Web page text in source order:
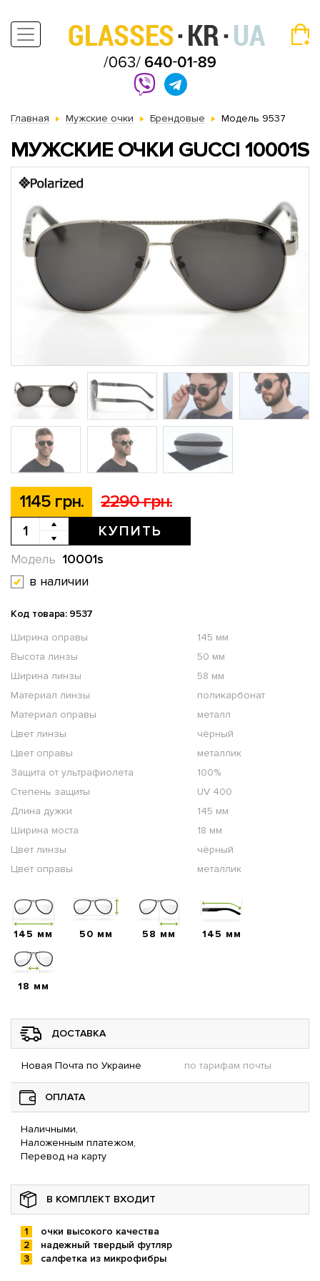
Главная Мужские очки Брендовые Модель 9537
МУЖСКИЕ ОЧКИ GUCCI 10001S
1145 грн. 2290 грн.
КУПИТЬ
10001s
Модель
в наличии
Код товара: 9537
Ширина оправы
145 мм
Высота линзы
50 мм
Ширина линзы
58 мм
Материал линзы
поликарбонат
Материал оправы
металл
Цвет линзы
чёрный
Цвет оправы
металлик
Защита от ультрафиолета
100%
Степень защиты
UV 400
Длина дужки
145 мм
Ширина моста
18 мм
Цвет линзы
чёрный
Цвет оправы
металлик
145 мм 50 мм 58 мм 145 мм
18 мм
ДОСТАВКА
Новая Почта по Украине по тарифам почты
ОПЛАТА
Наличными,
Наложенным платежом,
Перевод на карту
В КОМПЛЕКТ ВХОДИТ
очки высокого качества
надежный твердый футляр
салфетка из микрофибры